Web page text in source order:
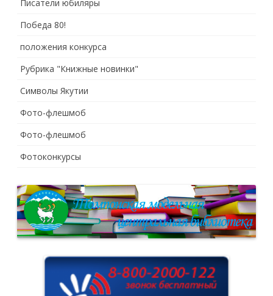
Писатели юбиляры
Победа 80!
положения конкурса
Рубрика "Книжные новинки"
Символы Якутии
Фото-флешмоб
Фото-флешмоб
Фотоконкурсы